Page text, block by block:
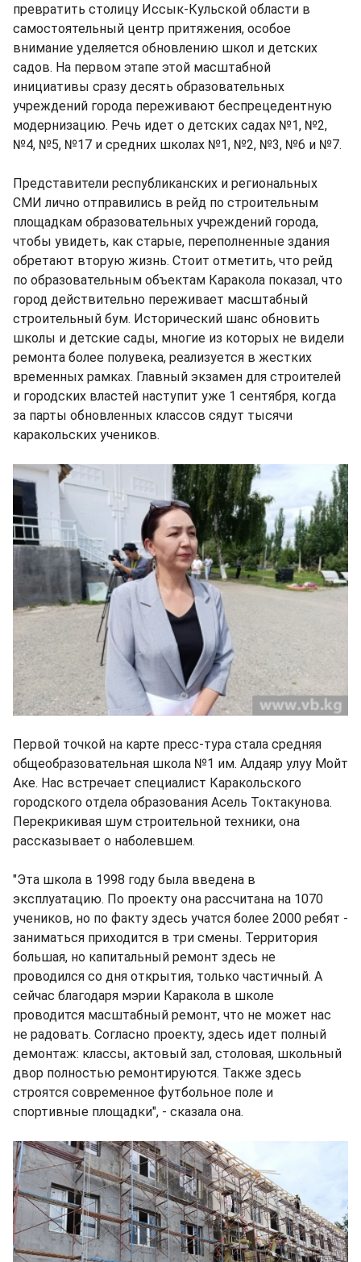
превратить столицу Иссык-Кульской области в
самостоятельный центр притяжения, особое
внимание уделяется обновлению школ и детских
садов. На первом этапе этой масштабной
инициативы сразу десять образовательных
учреждений города переживают беспрецедентную
модернизацию. Речь идет о детских садах №1, №2,
№4, №5, №17 и средних школах №1, №2, №3, №6 и №7.
Представители республиканских и региональных
СМИ лично отправились в рейд по строительным
площадкам образовательных учреждений города,
чтобы увидеть, как старые, переполненные здания
обретают вторую жизнь. Стоит отметить, что рейд
по образовательным объектам Каракола показал, что
город действительно переживает масштабный
строительный бум. Исторический шанс обновить
школы и детские сады, многие из которых не видели
ремонта более полувека, реализуется в жестких
временных рамках. Главный экзамен для строителей
и городских властей наступит уже 1 сентября, когда
за парты обновленных классов сядут тысячи
каракольских учеников.
Первой точкой на карте пресс-тура стала средняя
общеобразовательная школа №1 им. Алдаяр улуу Мойт
Аке. Нас встречает специалист Каракольского
городского отдела образования Асель Токтакунова.
Перекрикивая шум строительной техники, она
рассказывает о наболевшем.
"Эта школа в 1998 году была введена в
эксплуатацию. По проекту она рассчитана на 1070
учеников, но по факту здесь учатся более 2000 ребят -
заниматься приходится в три смены. Территория
большая, но капитальный ремонт здесь не
проводился со дня открытия, только частичный. А
сейчас благодаря мэрии Каракола в школе
проводится масштабный ремонт, что не может нас
не радовать. Согласно проекту, здесь идет полный
демонтаж: классы, актовый зал, столовая, школьный
двор полностью ремонтируются. Также здесь
строятся современное футбольное поле и
спортивные площадки", - сказала она.